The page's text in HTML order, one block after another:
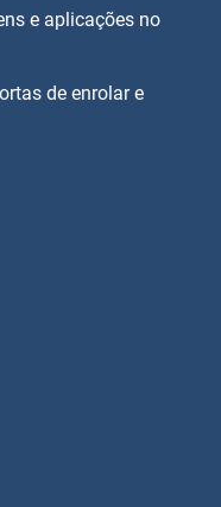
e aplicações no
de enrolar e